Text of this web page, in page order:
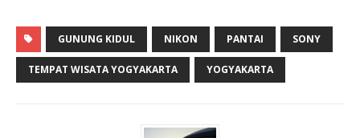
GUNUNG KIDUL NIKON PANTAI SONY
TEMPAT WISATA YOGYAKARTA YOGYAKARTA